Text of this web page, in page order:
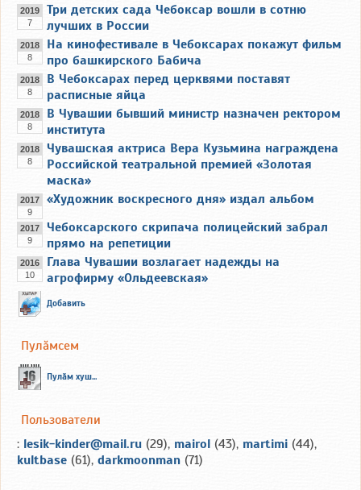
2019
7
Три детских сада Чебоксар вошли в сотню
лучших в России
2018
8
На кинофестивале в Чебоксарах покажут фильм
про башкирского Бабича
2018
8
В Чебоксарах перед церквями поставят
расписные яйца
2018
8
В Чувашии бывший министр назначен ректором
института
2018
8
Чувашская актриса Вера Кузьмина награждена
Российской театральной премией «Золотая
маска»
2017
9
«Художник воскресного дня» издал альбом
2017
9
Чебоксарского скрипача полицейский забрал
прямо на репетиции
2016
10
Глава Чувашии возлагает надежды на
агрофирму «Ольдеевская»
Добавить
Пулăмсем
Пулăм хуш...
Пользователи
: lesik-kinder@mail.ru (29), mairol (43), martimi (44),
kultbase (61), darkmoonman (71)